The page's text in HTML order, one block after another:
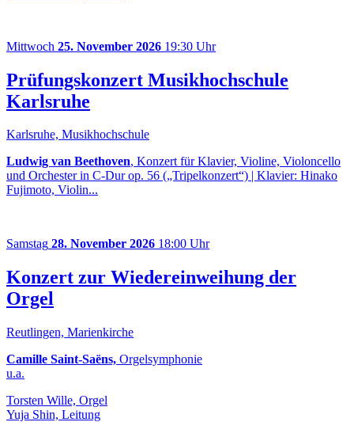
Mittwoch 25. November 2026 19:30 Uhr
Prüfungskonzert Musikhochschule
Karlsruhe
Karlsruhe, Musikhochschule
Ludwig van Beethoven, Konzert für Klavier, Violine, Violoncello
und Orchester in C-Dur op. 56 („Tripelkonzert“) | Klavier: Hinako
Fujimoto, Violin...
Samstag 28. November 2026 18:00 Uhr
Konzert zur Wiedereinweihung der
Orgel
Reutlingen, Marienkirche
Camille Saint-Saëns, Orgelsymphonie
u.a.
Torsten Wille, Orgel
Yuja Shin, Leitung